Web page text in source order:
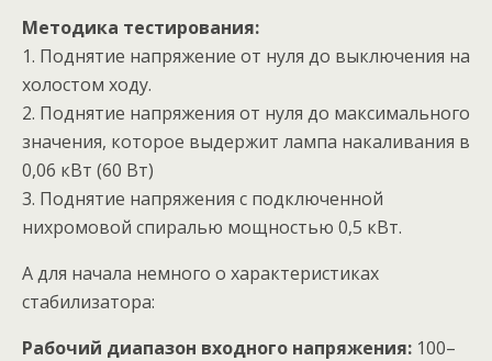
Методика тестирования:
1. Поднятие напряжение от нуля до выключения на
холостом ходу.
2. Поднятие напряжения от нуля до максимального
значения, которое выдержит лампа накаливания в
0,06 кВт (60 Вт)
3. Поднятие напряжения с подключенной
нихромовой спиралью мощностью 0,5 кВт.
А для начала немного о характеристиках
стабилизатора:
Рабочий диапазон входного напряжения: 100–